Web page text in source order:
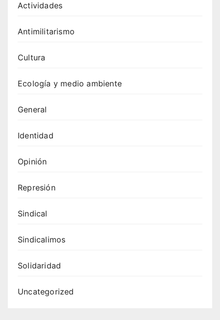
Actividades
Antimilitarismo
Cultura
Ecología y medio ambiente
General
Identidad
Opinión
Represión
Sindical
Sindicalimos
Solidaridad
Uncategorized